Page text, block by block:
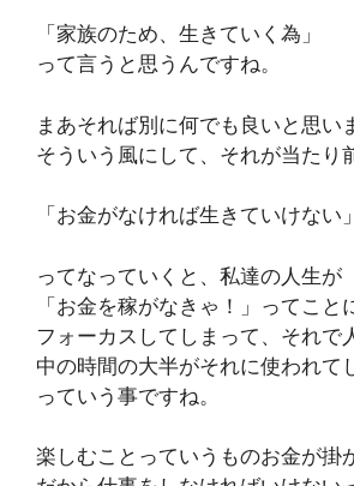
「家族のため、生きていく為」
って言うと思うんですね。
まあそれば別に何でも良いと思い
そういう風にして、それが当たり
「お金がなければ生きていけない」
ってなっていくと、私達の人生が
「お金を稼がなきゃ！」ってこと
フォーカスしてしまって、それで
中の時間の大半がそれに使われて
っていう事ですね。
楽しむことっていうものお金が掛